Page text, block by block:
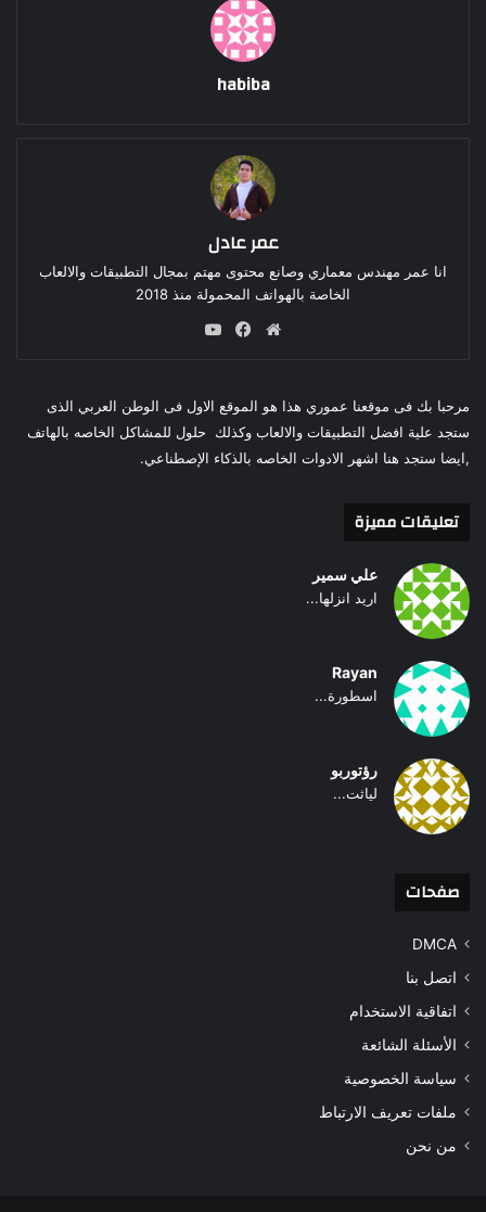
habiba
عمر عادل
انا عمر مهندس معماري وصانع محتوى مهتم بمجال التطبيقات والالعاب
الخاصة بالهواتف المحمولة منذ 2018
موقع
فيسبوك
مرحبا بك فى موقعنا عموري هذا هو الموقع الاول فى الوطن العربي الذى
ستجد علية افضل التطبيقات والالعاب وكذلك حلول للمشاكل الخاصه بالهاتف
,ايضا ستجد هنا اشهر الادوات الخاصه بالذكاء الإصطناعي.
تعليقات مميزة
علي سمير
اريد انزلها...
Rayan
اسطورة...
رؤتوربو
لياثت...
صفحات
DMCA
اتصل بنا
اتفاقية الاستخدام
الأسئلة الشائعة
سياسة الخصوصية
ملفات تعريف الارتباط
من نحن